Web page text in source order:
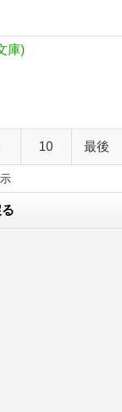
庫)
10 最後